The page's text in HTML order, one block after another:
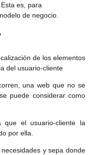
es, para
de negocio.
de los elementos
del usuario-cliente
una web que no se
puede considerar como
que el usuario-cliente la
por ella.
y sepa donde